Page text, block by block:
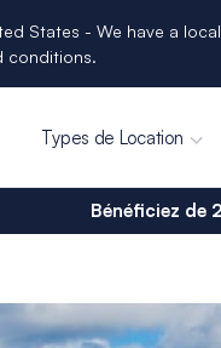
States - We have a
conditions.
Types de Location
Bénéficiez de